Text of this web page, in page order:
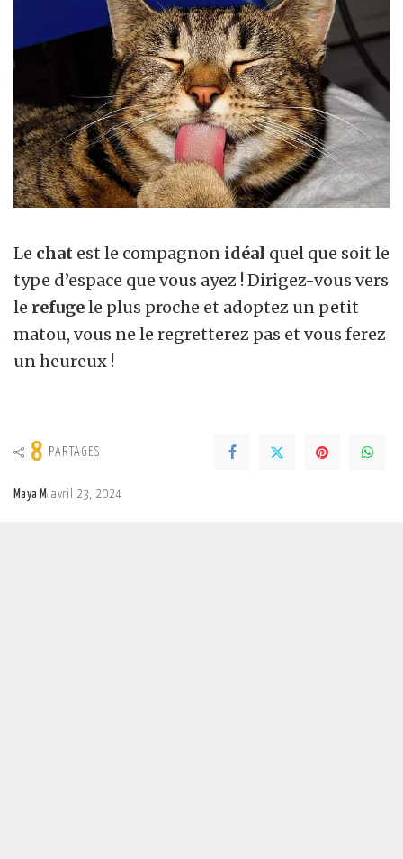
Le chat est le compagnon idéal quel que soit le
type d’espace que vous ayez ! Dirigez-vous vers
le refugele plus proche et adoptez un petit
matou, vous ne le regretterez pas et vous ferez
un heureux !
8 PARTAGES
Posted
Maya M avril 23, 2024